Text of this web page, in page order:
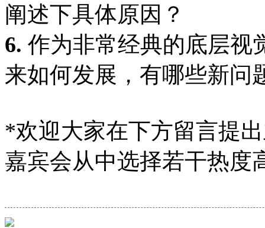
阐述下具体原因？
6. 作为非常经典的底层视
来如何发展，有哪些新问
*欢迎大家在下方留言提
嘉宾会从中选择若干热度